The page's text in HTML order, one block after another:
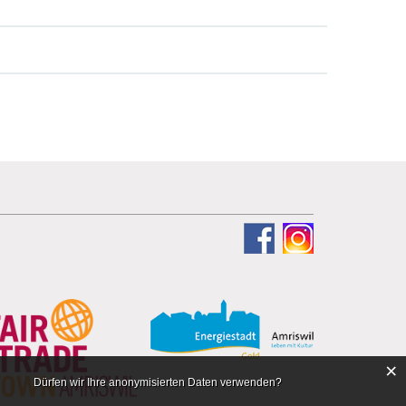
Dürfen wir Ihre anonymisierten Daten verwenden? ×